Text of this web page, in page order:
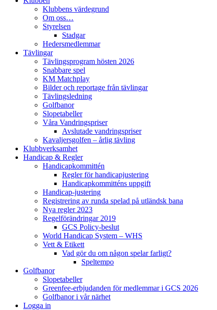
Klubbens värdegrund
Om oss…
Styrelsen
Stadgar
Hedersmedlemmar
Tävlingar
Tävlingsprogram hösten 2026
Snabbare spel
KM Matchplay
Bilder och reportage från tävlingar
Tävlingsledning
Golfbanor
Slopetabeller
Våra Vandringspriser
Avslutade vandringspriser
Kavaljersgolfen – årlig tävling
Klubbverksamhet
Handicap & Regler
Handicapkommittén
Regler för handicapjustering
Handicapkommitténs uppgift
Handicap-justering
Registrering av runda spelad på utländsk bana
Nya regler 2023
Regelförändringar 2019
GCS Policy-beslut
World Handicap System – WHS
Vett & Etikett
Vad gör du om någon spelar farligt?
Speltempo
Golfbanor
Slopetabeller
Greenfee-erbjudanden för medlemmar i GCS 2026
Golfbanor i vår närhet
Logga in